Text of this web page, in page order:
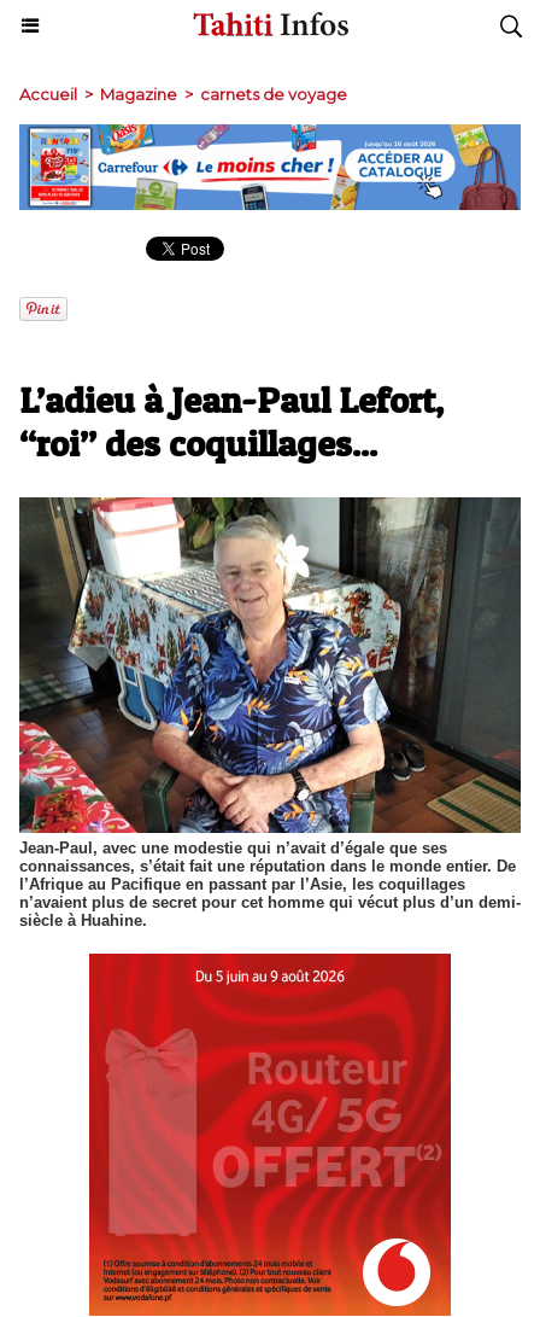
Accueil > Magazine > carnets de voyage
L’adieu à Jean-Paul Lefort,
“roi” des coquillages...
Jean-Paul, avec une modestie qui n’avait d’égale que ses
connaissances, s’était fait une réputation dans le monde entier. De
l’Afrique au Pacifique en passant par l’Asie, les coquillages
n’avaient plus de secret pour cet homme qui vécut plus d’un demi-
siècle à Huahine.